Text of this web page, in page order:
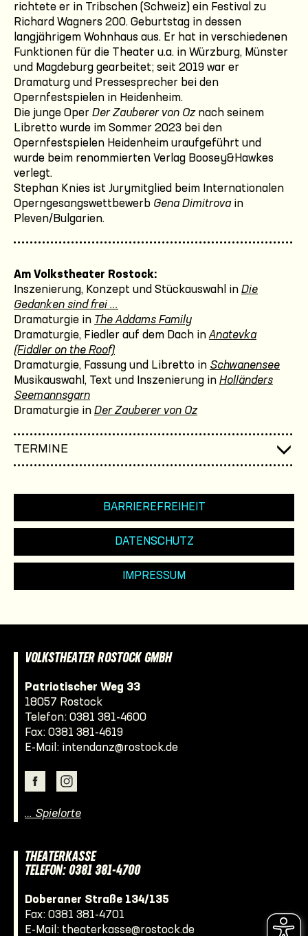
richtete er in Tribschen (Schweiz) ein Festival zu
Richard Wagners 200. Geburtstag in dessen
langjährigem Wohnhaus aus. Er hat in verschiedenen
Funktionen für die Theater u.a. in Würzburg, Münster
und Magdeburg gearbeitet; seit 2019 war er
Dramaturg und Pressesprecher bei den
Opernfestspielen in Heidenheim.
Die junge Oper Der Zauberer von Oznach seinem
Libretto wurde im Sommer 2023 bei den
Opernfestspielen Heidenheim uraufgeführt und
wurde beim renommierten Verlag Boosey&Hawkes
verlegt.
Stephan Knies ist Jurymitglied beim Internationalen
Operngesangswettbewerb Gena Dimitrovain
Pleven/Bulgarien.
Am Volkstheater Rostock:
Inszenierung, Konzept und Stückauswahl in Die
Gedanken sind frei ...
Dramaturgie in The Addams Family
Dramaturgie, Fiedler auf dem Dach in Anatevka
(Fiddler on the Roof)
Dramaturgie, Fassung und Libretto in Schwanensee
Musikauswahl, Text und Inszenierung in Holländers
Seemannsgarn
Dramaturgie in Der Zauberer von Oz
TERMINE
BARRIEREFREIHEIT
DATENSCHUTZ
IMPRESSUM
VOLKSTHEATER ROSTOCK GMBH
Patriotischer Weg 33
18057 Rostock
Telefon: 0381 381-4600
Fax: 0381 381-4619
E-Mail: intendanz@rostock.de
… Spielorte
THEATERKASSE
TELEFON: 0381 381-4700
Doberaner Straße 134/135
Fax: 0381 381-4701
E-Mail: theaterkasse@rostock.de